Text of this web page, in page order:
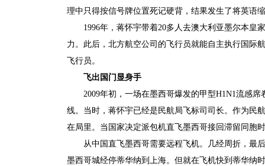
理中只得按信号牌位置死记硬背，结果发生了将英语
1996年，蒋怀宇带着20多人去澳大利亚墨尔本皇
力。此后，北方航空公司的飞行员就能自主执行国际
飞行员。
飞出国门显身手
2009年初，一场在墨西哥爆发的甲型H1N1流感
线。当时，蒋怀宇已经是民航局飞标司司长。作为民
在局里。当国家决定派包机直飞墨西哥接回滞留同胞
从中国直飞墨西哥需要远程飞机。几经周折，最
墨西哥城经停蒂华纳到上海。但就在飞机快到蒂华纳